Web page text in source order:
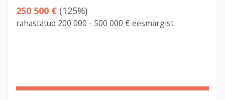
250 500 € (125%)
rahastatud 200 000 - 500 000 € eesmärgist
125%